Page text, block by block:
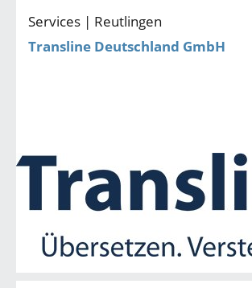
Services | Reutlingen
Transline Deutschland GmbH